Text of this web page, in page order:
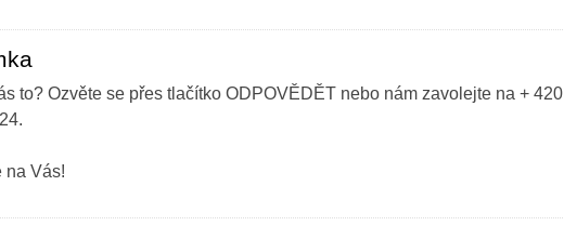
to? Ozvěte se přes tlačítko ODPOVĚDĚT nebo nám zavolejte na + 420
na Vás!